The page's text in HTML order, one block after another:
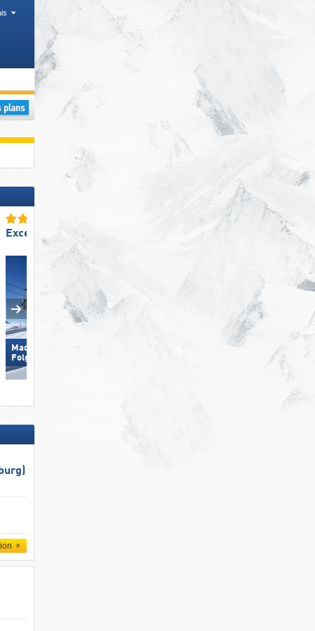
Excellent snowpark
Madonna di Campiglio/​Pinzolo/​
Folgàrida/​Marilleva
Excellente
Wildhaus – Gamserrugg